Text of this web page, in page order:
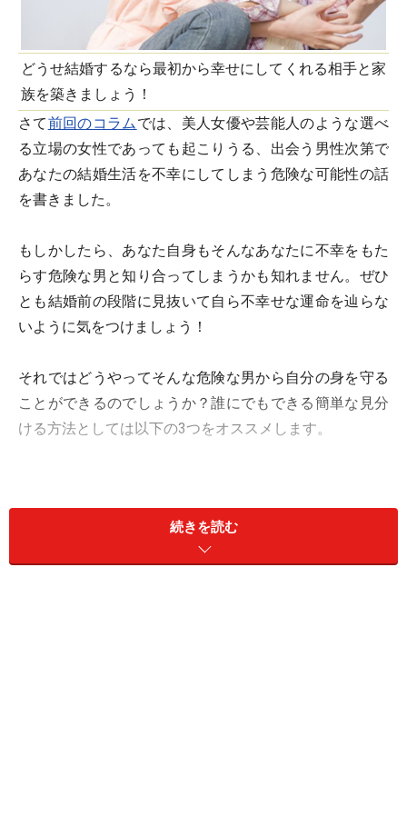
どうせ結婚するなら最初から幸せにしてくれる相手と家
族を築きましょう！
さて前回のコラムでは、美人女優や芸能人のような選べ
る立場の女性であっても起こりうる、出会う男性次第で
あなたの結婚生活を不幸にしてしまう危険な可能性の話
を書きました。
もしかしたら、あなた自身もそんなあなたに不幸をもた
らす危険な男と知り合ってしまうかも知れません。ぜひ
とも結婚前の段階に見抜いて自ら不幸せな運命を辿らな
いように気をつけましょう！
それではどうやってそんな危険な男から自分の身を守る
ことができるのでしょうか？誰にでもできる簡単な見分
ける方法としては以下の3つをオススメします。
傾けること
2：周りが見えない恋愛初期だけで相手の人間性を決し
続きを読む